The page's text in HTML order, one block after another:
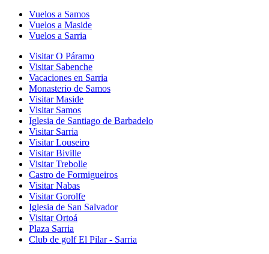
Vuelos a Samos
Vuelos a Maside
Vuelos a Sarria
Visitar O Páramo
Visitar Sabenche
Vacaciones en Sarria
Monasterio de Samos
Visitar Maside
Visitar Samos
Iglesia de Santiago de Barbadelo
Visitar Sarria
Visitar Louseiro
Visitar Biville
Visitar Trebolle
Castro de Formigueiros
Visitar Nabas
Visitar Gorolfe
Iglesia de San Salvador
Visitar Ortoá
Plaza Sarria
Club de golf El Pilar - Sarria